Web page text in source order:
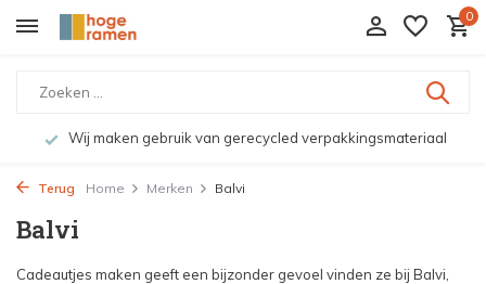
0
Bekijk de producten live in onze winkel in Deventer
Terug Home Merken Balvi
Balvi
Cadeautjes maken geeft een bijzonder gevoel vinden ze bij Balvi,